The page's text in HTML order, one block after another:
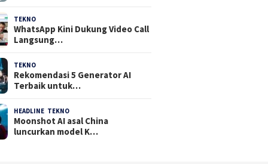
TEKNO
WhatsApp Kini Dukung Video Call
Langsung…
TEKNO
Rekomendasi 5 Generator AI
Terbaik untuk…
HEADLINE TEKNO
Moonshot AI asal China
luncurkan model K…